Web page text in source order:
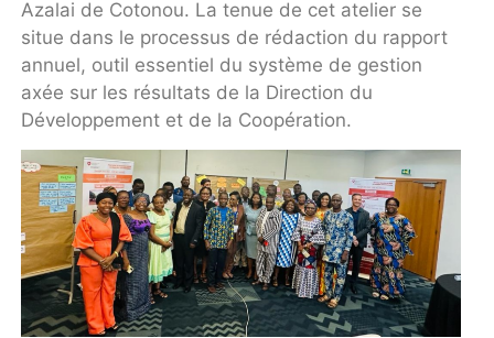
Azalai de Cotonou. La tenue de cet atelier se
situe dans le processus de rédaction du rapport
annuel, outil essentiel du système de gestion
axée sur les résultats de la Direction du
Développement et de la Coopération.